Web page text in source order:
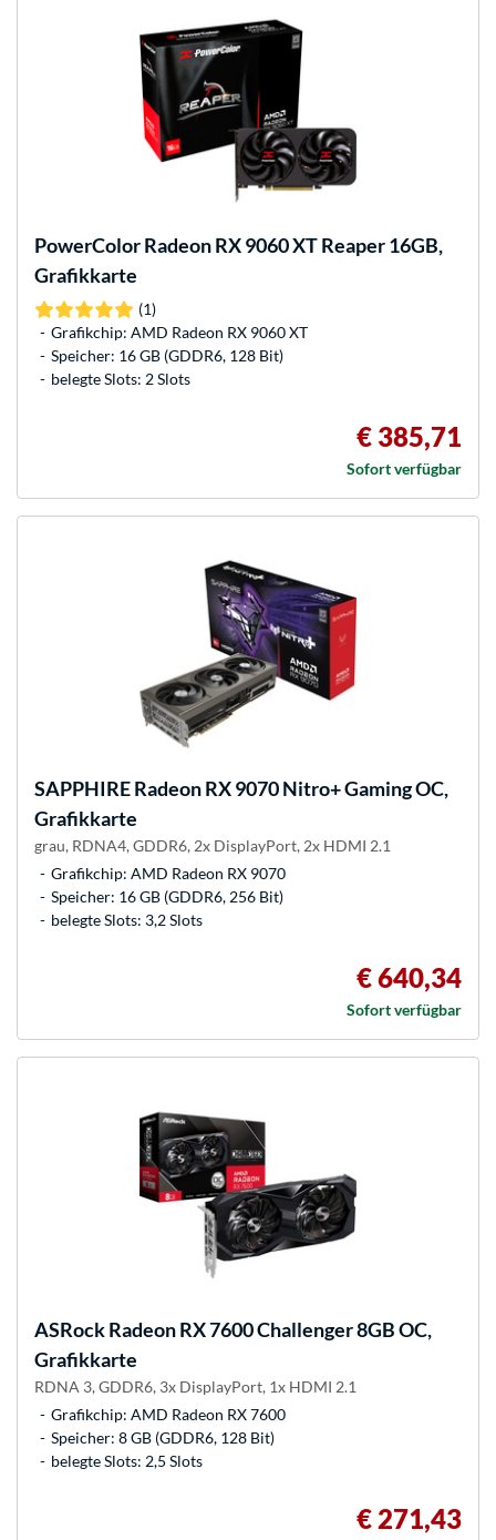
PowerColorRadeon RX 9060 XT Reaper 16GB,
Grafikkarte
(1)
Grafikchip: AMD Radeon RX 9060 XT
Speicher: 16 GB (GDDR6, 128 Bit)
belegte Slots: 2 Slots
€ 385,71
Sofort verfügbar
SAPPHIRERadeon RX 9070 Nitro+ Gaming OC,
Grafikkarte
grau, RDNA4, GDDR6, 2x DisplayPort, 2x HDMI 2.1
Grafikchip: AMD Radeon RX 9070
Speicher: 16 GB (GDDR6, 256 Bit)
belegte Slots: 3,2 Slots
€ 640,34
Sofort verfügbar
ASRockRadeon RX 7600 Challenger 8GB OC,
Grafikkarte
RDNA 3, GDDR6, 3x DisplayPort, 1x HDMI 2.1
Grafikchip: AMD Radeon RX 7600
Speicher: 8 GB (GDDR6, 128 Bit)
belegte Slots: 2,5 Slots
€ 271,43